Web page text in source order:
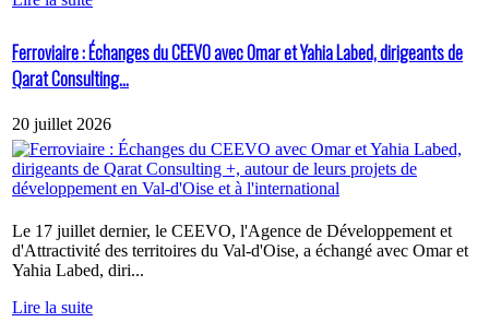
Ferroviaire : Échanges du CEEVO avec Omar et Yahia Labed, dirigeants de
Qarat Consulting...
20 juillet 2026
Le 17 juillet dernier, le CEEVO, l'Agence de Développement et
d'Attractivité des territoires du Val-d'Oise, a échangé avec Omar et
Yahia Labed, diri...
Lire la suite